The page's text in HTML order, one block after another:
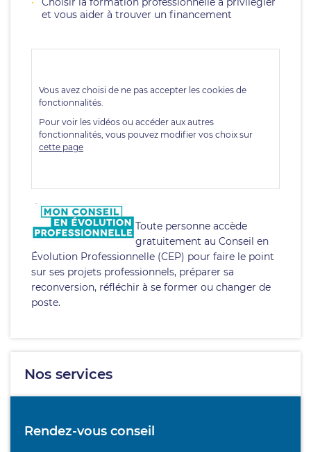
et vous aider à trouver un financement
Toute personne accède
gratuitement au Conseil en
Évolution Professionnelle (CEP) pour faire le point
sur ses projets professionnels, préparer sa
reconversion, réfléchir à se former ou changer de
poste.
Nos services
Rendez-vous conseil